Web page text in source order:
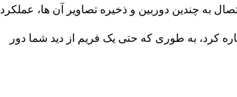
به چندین دوربین و ذخیره تصاویر آن ها، عملکرد
کرد، به طوری که حتی یک فریم از دید شما دور